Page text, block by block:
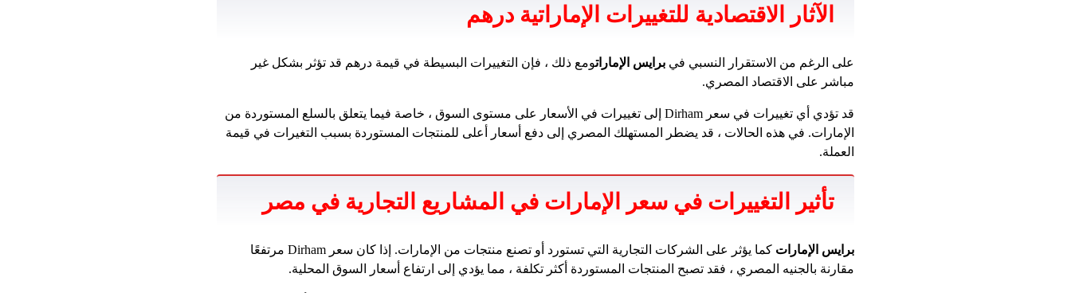
الآثار الاقتصادية للتغييرات الإماراتية درهم
على الرغم من الاستقرار النسبي في برايس الإماراتومع ذلك ، فإن التغييرات البسيطة في قيمة درهم قد تؤثر بشكل غير
مباشر على الاقتصاد المصري.
قد تؤدي أي تغييرات في سعر Dirham إلى تغييرات في الأسعار على مستوى السوق ، خاصة فيما يتعلق بالسلع المستوردة من
الإمارات. في هذه الحالات ، قد يضطر المستهلك المصري إلى دفع أسعار أعلى للمنتجات المستوردة بسبب التغيرات في قيمة
العملة.
تأثير التغييرات في سعر الإمارات في المشاريع التجارية في مصر
برايس الإمارات
كما يؤثر على الشركات التجارية التي تستورد أو تصنع منتجات من الإمارات. إذا كان سعر Dirham مرتفعًا
مقارنة بالجنيه المصري ، فقد تصبح المنتجات المستوردة أكثر تكلفة ، مما يؤدي إلى ارتفاع أسعار السوق المحلية.